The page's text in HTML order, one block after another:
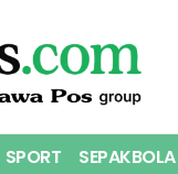
SPORT SEPAKBOLA